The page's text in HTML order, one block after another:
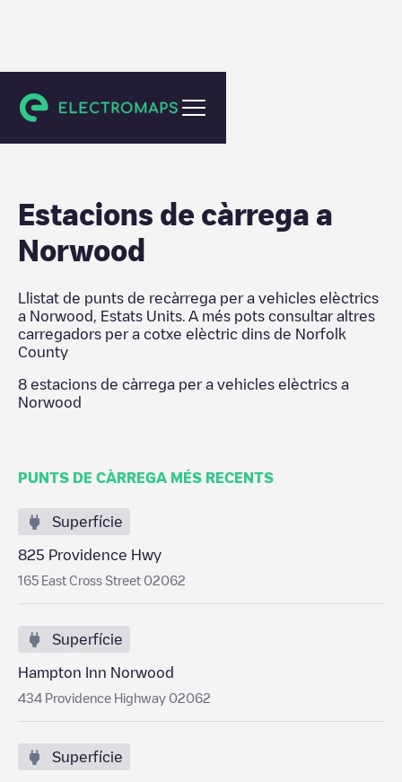
Norfolk County
Estacions de càrrega a
Norwood
Llistat de punts de recàrrega per a vehicles elèctrics
a Norwood Estats Units . A més pots consultar altres
carregadors per a cotxe elèctric dins de Norfolk
County
8 estacions de càrrega per a vehicles elèctrics a
Norwood
PUNTS DE CÀRREGA MÉS RECENTS
Superfície
825 Providence Hwy
165 East Cross Street 02062
Superfície
Hampton Inn Norwood
434 Providence Highway 02062
Superfície